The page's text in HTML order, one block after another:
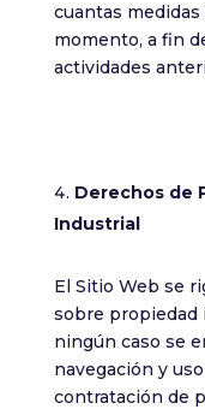
cuantas
momento, a fin
actividades
Derechos de
Industrial
El Sitio Web se
sobre propiedad
ningún caso se
navegación y
contratación de